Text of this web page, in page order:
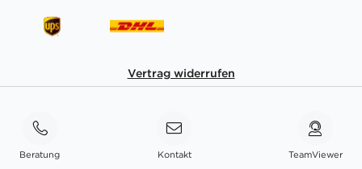
Vertrag widerrufen
Beratung Kontakt TeamViewer